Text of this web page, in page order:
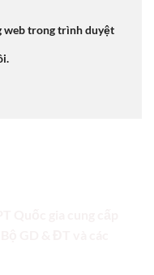
web trong trình duyệt